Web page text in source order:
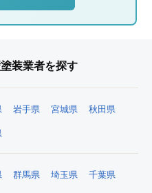
装業者を探す
岩手県 宮城県 秋田県
群馬県 埼玉県 千葉県